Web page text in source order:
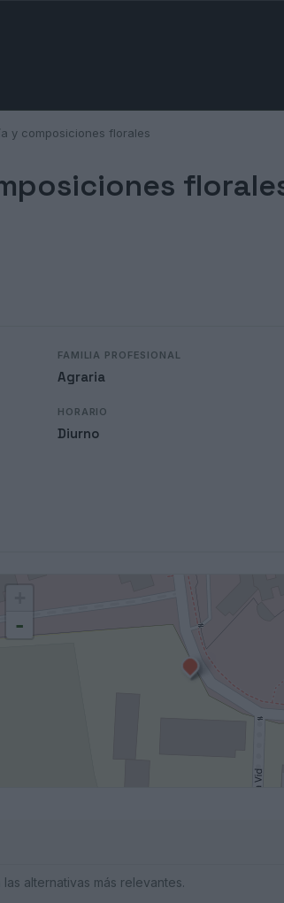
y composiciones florales
FAMILIA PROFESIONAL
Agraria
HORARIO
Diurno
-
alternativas más relevantes.